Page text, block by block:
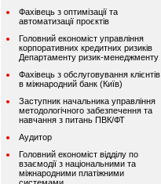
Фахівець з оптимізації та
автоматизації проєктів
Головний економіст управління
корпоративних кредитних ризиків
Департаменту ризик-менеджменту
Фахівець з обслуговування клієнтів
в міжнародний банк (Київ)
Заступник начальника управління
методологічного забезпечення та
навчання з питань ПВК/ФТ
Аудитор
Головний економіст відділу по
взаємодії з національними та
міжнародними платіжними